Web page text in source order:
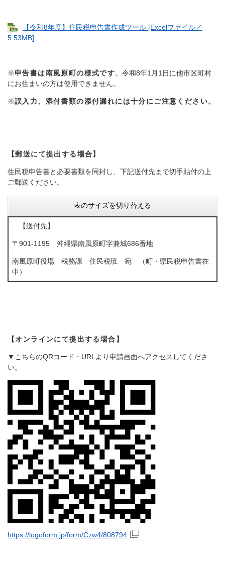
【令和8年度】住民税申告書作成ツール [Excelファイル／
5.53MB]
※申告書は南風原町の様式です。令和8年1月1日に他市区町村
にお住まいの方は使用できません。
※誤入力、添付書類の添付漏れには十分にご注意ください。
【郵送にて提出する場合】
住民税申告書と必要書類を同封し、下記送付先まで切手貼付の上
ご郵送ください。
表のサイズを切り替える
【送付先】
〒901-1195 沖縄県南風原町字兼城686番地
南風原町役場 税務課 住民税班 宛 （町・県民税申告書在
中）
【オンラインにて提出する場合】
▼こちらのQRコード・URLより申請画面へアクセスしてくださ
い。
https://logoform.jp/form/Czw4/808794